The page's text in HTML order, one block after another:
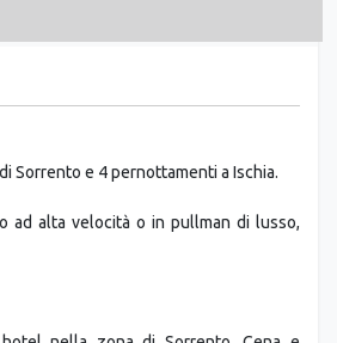
e 4 pernottamenti a Ischia.
ad alta velocità o in pullman di lusso,